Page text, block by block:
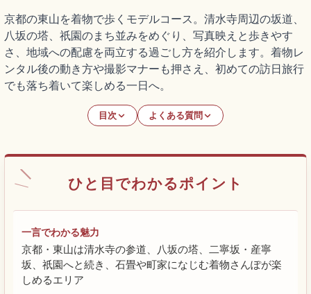
京都の東山を着物で歩くモデルコース。清水寺周辺の坂道、
八坂の塔、祇園のまち並みをめぐり、写真映えと歩きやす
さ、地域への配慮を両立する過ごし方を紹介します。着物レ
ンタル後の動き方や撮影マナーも押さえ、初めての訪日旅行
でも落ち着いて楽しめる一日へ。
目次 よくある質問
ひと目でわかるポイント
一言でわかる魅力
京都・東山は清水寺の参道、八坂の塔、二寧坂・産寧
坂、祇園へと続き、石畳や町家になじむ着物さんぽが楽
しめるエリア